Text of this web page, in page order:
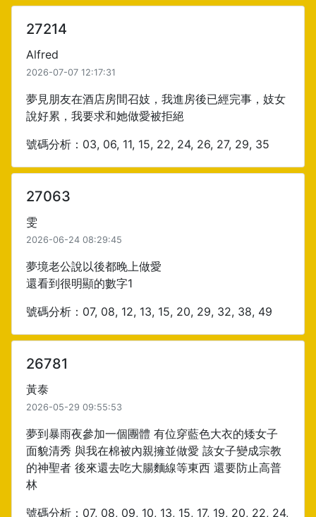
27214
Alfred
2026-07-07 12:17:31
夢見朋友在酒店房間召妓，我進房後已經完事，妓女
說好累，我要求和她做愛被拒絕
號碼分析：03, 06, 11, 15, 22, 24, 26, 27, 29, 35
27063
雯
2026-06-24 08:29:45
夢境老公說以後都晚上做愛
還看到很明顯的數字1
號碼分析：07, 08, 12, 13, 15, 20, 29, 32, 38, 49
26781
黃泰
2026-05-29 09:55:53
夢到暴雨夜參加一個團體 有位穿藍色大衣的矮女子
面貌清秀 與我在棉被內親擁並做愛 該女子變成宗教
的神聖者 後來還去吃大腸麵線等東西 還要防止高普
林
號碼分析：07, 08, 09, 10, 13, 15, 17, 19, 20, 22, 24,